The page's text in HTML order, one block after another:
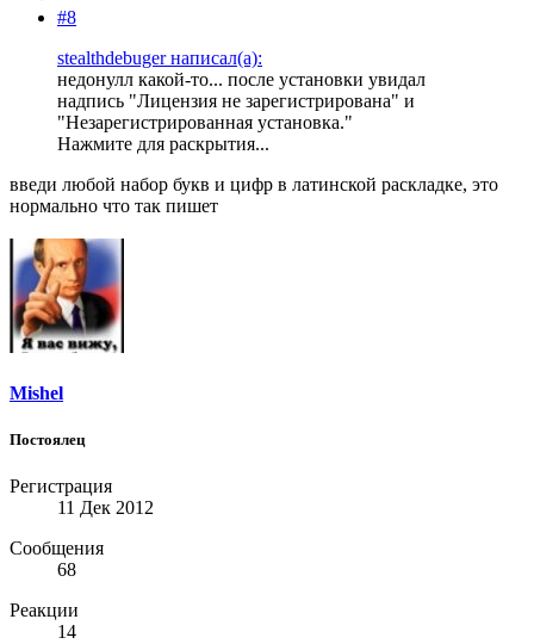
#8
stealthdebuger написал(а):
недонулл какой-то... после установки увидал
надпись "Лицензия не зарегистрирована" и
"Незарегистрированная установка."
Нажмите для раскрытия...
введи любой набор букв и цифр в латинской раскладке, это
нормально что так пишет
Mishel
Постоялец
Регистрация
11 Дек 2012
Сообщения
68
Реакции
14